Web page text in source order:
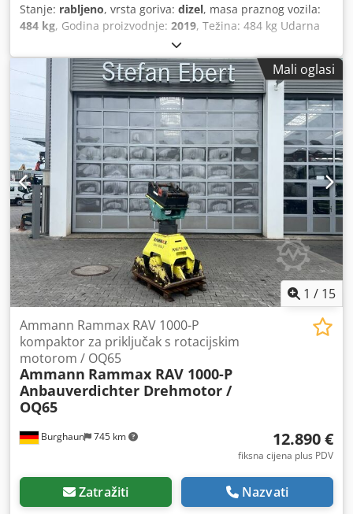
Stanje: rabljeno, vrsta goriva: dizel, masa praznog vozila:
484 kg, Godina proizvodnje: 2019, Težina: 484 kg Udarna
snaga: 59 kN Dizel, 1 cilindar, motor Hatz (1b40) Dedexw H
Hcepfx Acbsck Kretanje naprijed/nazad. Električni start.
Širina ploče: 60 cm Cijena po komadu: 3.400 € (bez PDV-a)
Na zalihama imamo više komada!
Mali oglasi
1 / 15
Burghaun 745 km
Ammann Rammax RAV 1000-P
kompaktor za priključak s rotacijskim
motorom / OQ65
Ammann Rammax RAV 1000-P
Anbauverdichter Drehmotor /
OQ65
12.890 €
fiksna cijena plus PDV
Zatražiti Nazvati